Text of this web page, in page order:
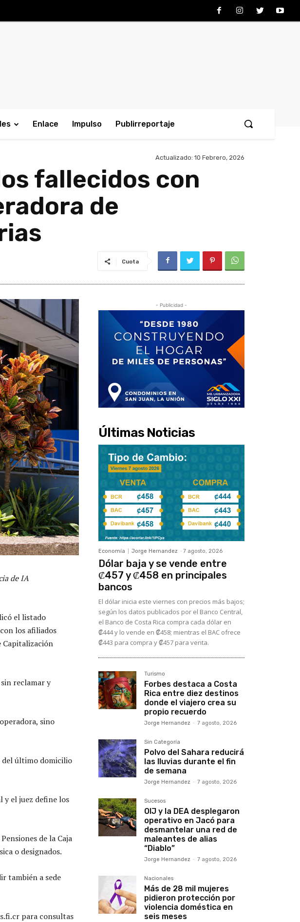
Enlace Impulso Publirreportaje
Actualizado: 10 Febrero, 2026
fallecidos con
de
Cuota
de IA
el listado
los afiliados
Capitalización
reclamar y
sino
del último domicilio
y el juez define los
de la Caja
o designados.
también a sede
para consultas
- Publicidad -
Últimas Noticias
Economía Jorge Hernandez - 7 agosto, 2026
Dólar baja y se vende entre
₡457 y ₡458 en principales
bancos
El dólar inicia este viernes con precios más bajos;
según los datos publicados por el Banco Central,
el Banco de Costa Rica compra cada dólar en
₡444 y lo vende en ₡458; mientras el BAC ofrece
₡443 para compra y ₡457 para venta.
Turismo
Forbes destaca a Costa
Rica entre diez destinos
donde el viajero crea su
propio recuerdo
Jorge Hernandez - 7 agosto, 2026
Sin Categoría
Polvo del Sahara reducirá
las lluvias durante el fin
de semana
Jorge Hernandez - 7 agosto, 2026
Sucesos
OIJ y la DEA desplegaron
operativo en Jacó para
desmantelar una red de
maleantes de alias
“Diablo”
Jorge Hernandez - 7 agosto, 2026
Nacionales
Más de 28 mil mujeres
pidieron protección por
violencia doméstica en
seis meses